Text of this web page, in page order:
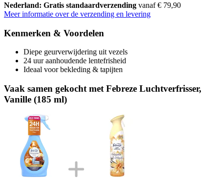
Nederland: Gratis standaardverzending vanaf € 79,90
Meer informatie over de verzending en levering
Kenmerken & Voordelen
Diepe geurverwijdering uit vezels
24 uur aanhoudende lentefrisheid
Ideaal voor bekleding & tapijten
Vaak samen gekocht met Febreze Luchtverfrisser,
Vanille (185 ml)